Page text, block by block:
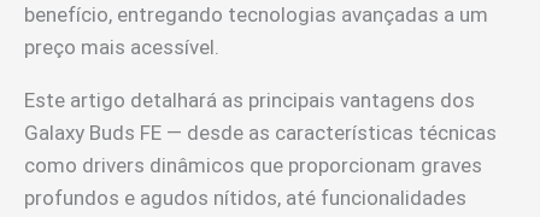
benefício, entregando tecnologias avançadas a um
preço mais acessível.
Este artigo detalhará as principais vantagens dos
Galaxy Buds FE — desde as características técnicas
como drivers dinâmicos que proporcionam graves
profundos e agudos nítidos, até funcionalidades